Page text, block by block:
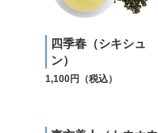
四季春（シキシュ
ン）
1,100円（税込）